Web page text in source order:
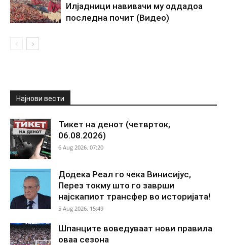
Илјадници навивачи му оддадоа
последна почит (Видео)
Најнови вести
Тикет на денот (четврток,
06.08.2026)
6 Aug 2026. 07:20
Додека Реал го чека Винисијус,
Перез токму што го заврши
најскапиот трансфер во историјата!
5 Aug 2026. 15:49
Шпанците воведуваат нови правила
оваа сезона